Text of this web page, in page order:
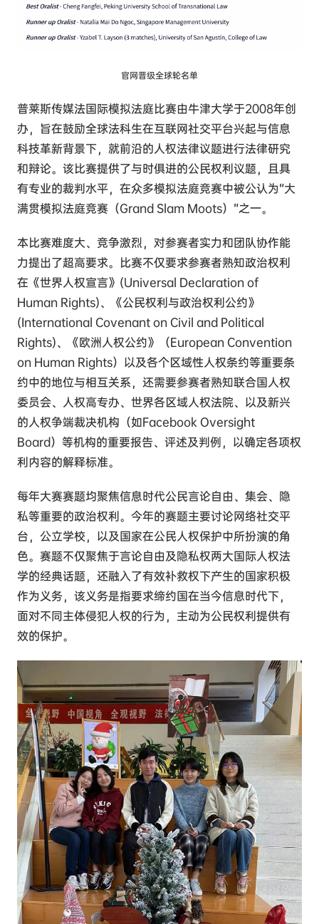
官网晋级全球轮名单
普莱斯传媒法国际模拟法庭比赛由牛津大学于2008年创
办，旨在鼓励全球法科生在互联网社交平台兴起与信息
科技革新背景下，就前沿的人权法律议题进行法律研究
和辩论。该比赛提供了与时俱进的公民权利议题，且具
有专业的裁判水平，在众多模拟法庭竞赛中被公认为“大
满贯模拟法庭竞赛（Grand Slam Moots）”之一。
本比赛难度大、竞争激烈，对参赛者实力和团队协作能
力提出了超高要求。比赛不仅要求参赛者熟知政治权利
在《世界人权宣言》(Universal Declaration of
Human Rights)、《公民权利与政治权利公约》
(International Covenant on Civil and Political
Rights)、《欧洲人权公约》（European Convention
on Human Rights）以及各个区域性人权条约等重要条
约中的地位与相互关系，还需要参赛者熟知联合国人权
委员会、人权高专办、世界各区域人权法院、以及新兴
的人权争端裁决机构（如Facebook Oversight
Board）等机构的重要报告、评述及判例，以确定各项权
利内容的解释标准。
每年大赛赛题均聚焦信息时代公民言论自由、集会、隐
私等重要的政治权利。今年的赛题主要讨论网络社交平
台，公立学校，以及国家在公民人权保护中所扮演的角
色。赛题不仅聚焦于言论自由及隐私权两大国际人权法
学的经典话题，还融入了有效补救权下产生的国家积极
作为义务，该义务是指要求缔约国在当今信息时代下，
面对不同主体侵犯人权的行为，主动为公民权利提供有
效的保护。